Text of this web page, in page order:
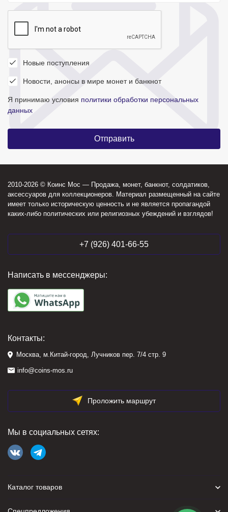
Новые поступления
Новости, анонсы в мире монет и банкнот
Я принимаю условия политики обработки персональных
данных
2010-2026 © Коинс Мос — Продажа, монет, банкнот, солдатиков,
аксессуаров для коллекционеров. Материал размещенный на сайте
имеет только историческую ценность и не является пропагандой
каких-либо политических или религиозных убеждений и взглядов!
+7 (926) 401-66-55
Написать в мессенджеры:
Контакты:
Москва, м.Китай-город, Лучников пер. 7/4 стр. 9
info@coins-mos.ru
Проложить маршрут
Мы в социальных сетях:
Каталог товаров